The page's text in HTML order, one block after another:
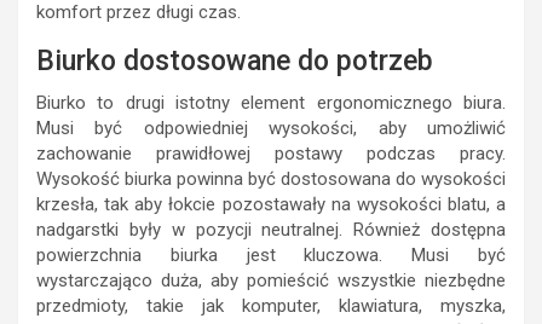
komfort przez długi czas.
Biurko dostosowane do potrzeb
Biurko to drugi istotny element ergonomicznego biura.
Musi być odpowiedniej wysokości, aby umożliwić
zachowanie prawidłowej postawy podczas pracy.
Wysokość biurka powinna być dostosowana do wysokości
krzesła, tak aby łokcie pozostawały na wysokości blatu, a
nadgarstki były w pozycji neutralnej. Również dostępna
powierzchnia biurka jest kluczowa. Musi być
wystarczająco duża, aby pomieścić wszystkie niezbędne
przedmioty, takie jak komputer, klawiatura, myszka,